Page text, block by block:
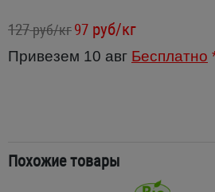
127руб/кг97 руб/кг
Привезем 10 авг Бесплатно
Похожие товары